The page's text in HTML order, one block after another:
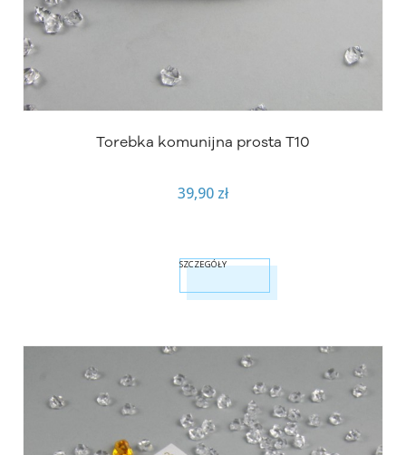
Torebka komunijna prosta T10
39,90 zł
SZCZEGÓŁY